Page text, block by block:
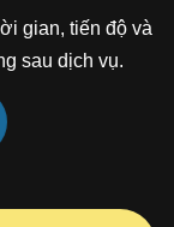
gian, tiến độ và
sau dịch vụ.